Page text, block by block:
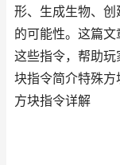
形、生成生物、
的可能性。这篇
这些指令，帮助
块指令简介特殊
方块指令详解